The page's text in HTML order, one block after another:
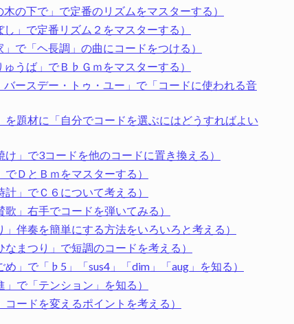
の下で」で定番のリズムをマスターする）
」で定番リズム２をマスターする）
で「ヘ長調」の曲にコードをつける）
うば」でＢ♭Ｇｍをマスターする）
ースデー・トゥ・ユー」で「コードに使われる音
題材に「自分でコードを選ぶにはどうすればよい
」で3コードを他のコードに置き換える）
ＤとＢｍをマスターする）
」でＣ６について考える）
」右手でコードを弾いてみる）
伴奏を簡単にする方法をいろいろと考える）
まつり」で短調のコードを考える）
」で「♭5」「sus4」「dim」「aug」を知る）
で「テンション」を知る）
ードを変えるポイントを考える）